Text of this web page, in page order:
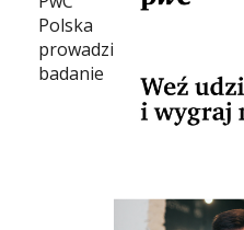
Polska
prowadzi
badanie